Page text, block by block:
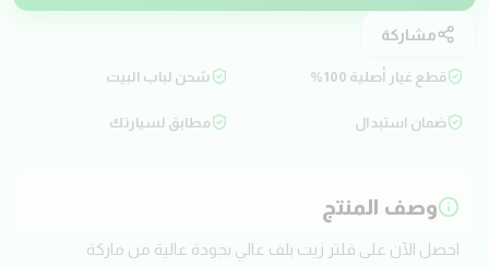
مشاركة
قطع غيار أصلية 100% شحن لباب البيت
ضمان استبدال مطابق لسيارتك
وصف المنتج
احصل الآن على فلتر زيت بلف عالي بجودة عالية من ماركة